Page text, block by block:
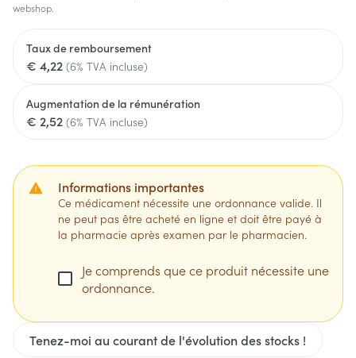
webshop.
Taux de remboursement
€ 4,22 (6% TVA incluse)
Augmentation de la rémunération
€ 2,52 (6% TVA incluse)
Informations importantes
Ce médicament nécessite une ordonnance valide. Il
ne peut pas être acheté en ligne et doit être payé à
la pharmacie après examen par le pharmacien.
Je comprends que ce produit nécessite une
ordonnance.
Tenez-moi au courant de l'évolution des stocks !